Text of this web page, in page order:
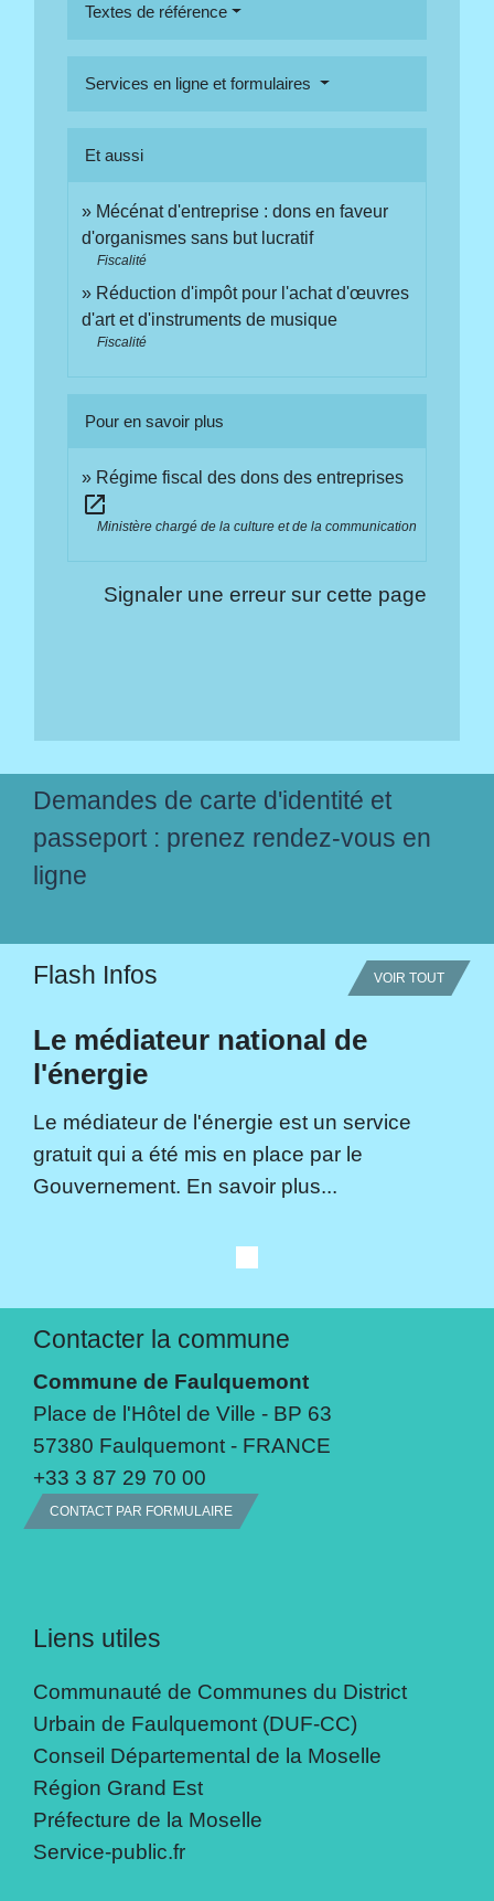
Textes de référence
Services en ligne et formulaires
Et aussi
Mécénat d'entreprise : dons en faveur
d'organismes sans but lucratif
Fiscalité
Réduction d'impôt pour l'achat d'œuvres
d'art et d'instruments de musique
Fiscalité
Pour en savoir plus
Régime fiscal des dons des entreprises
open_in_new
Ministère chargé de la culture et de la communication
Signaler une erreur sur cette page
Demandes de carte d'identité et
passeport : prenez rendez-vous en
ligne
Flash Infos VOIR TOUT
Le médiateur national de
l'énergie
Le médiateur de l'énergie est un service
gratuit qui a été mis en place par le
Gouvernement. En savoir plus...
Contacter la commune
Commune de Faulquemont
Place de l'Hôtel de Ville - BP 63
57380 Faulquemont - FRANCE
+33 3 87 29 70 00
CONTACT PAR FORMULAIRE
Liens utiles
Communauté de Communes du District
Urbain de Faulquemont (DUF-CC)
Conseil Départemental de la Moselle
Région Grand Est
Préfecture de la Moselle
Service-public.fr